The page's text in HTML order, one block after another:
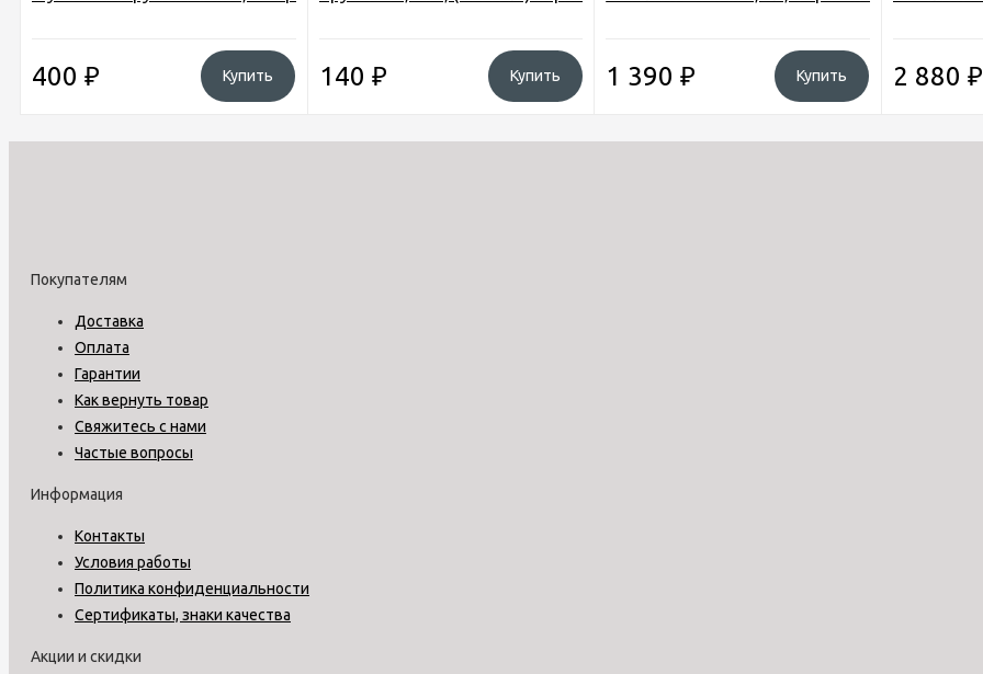
400 ₽ Купить 140 ₽ Купить 1 390₽ Купить 2 880 ₽
Покупателям
Доставка
Оплата
Гарантии
Как вернуть товар
Свяжитесь с нами
Частые вопросы
Информация
Контакты
Условия работы
Политика конфиденциальности
Сертификаты, знаки качества
Акции и скидки